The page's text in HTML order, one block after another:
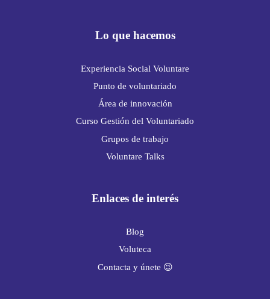
Lo que hacemos
Experiencia Social Voluntare
Punto de voluntariado
Área de innovación
Curso Gestión del Voluntariado
Grupos de trabajo
Voluntare Talks
Enlaces de interés
Blog
Voluteca
Contacta y únete 😉